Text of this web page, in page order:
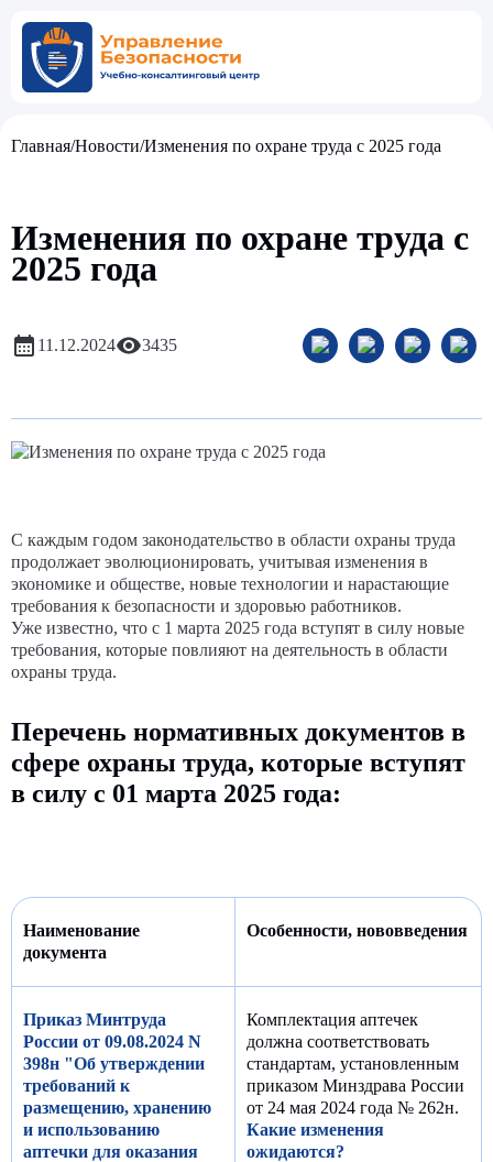
Главная/Новости/Изменения по охране труда с 2025 года
Изменения по охране труда с
2025 года
11.12.2024 3435
С каждым годом законодательство в области охраны труда
продолжает эволюционировать, учитывая изменения в
экономике и обществе, новые технологии и нарастающие
требования к безопасности и здоровью работников.
Уже известно, что с 1 марта 2025 года вступят в силу новые
требования, которые повлияют на деятельность в области
охраны труда.
Перечень нормативных документов в
сфере охраны труда, которые вступят
в силу с 01 марта 2025 года:
Наименование
документа
Особенности, нововведения
Приказ Минтруда
России от 09.08.2024 N
398н "Об утверждении
требований к
размещению, хранению
и использованию
аптечки для оказания
Комплектация аптечек
должна соответствовать
стандартам, установленным
приказом Минздрава России
от 24 мая 2024 года № 262н.
Какие изменения
ожидаются?